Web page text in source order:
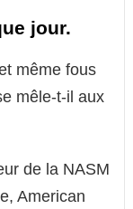
jour.
même fous
mêle-t-il aux
de la NASM
American